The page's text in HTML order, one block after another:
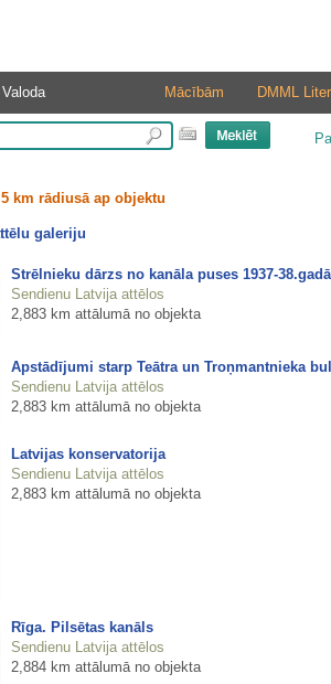
Valoda DMML
Mācībām
km rādiusā ap objektu
galeriju
Strēlnieku dārzs no kanāla puses 1937-38.gadā
Sendienu Latvija attēlos
2,883 km attālumā no objekta
Apstādījumi starp Teātra un Troņmantnieka
Sendienu Latvija attēlos
2,883 km attālumā no objekta
Latvijas konservatorija
Sendienu Latvija attēlos
2,883 km attālumā no objekta
Rīga. Pilsētas kanāls
Sendienu Latvija attēlos
2,884 km attālumā no objekta